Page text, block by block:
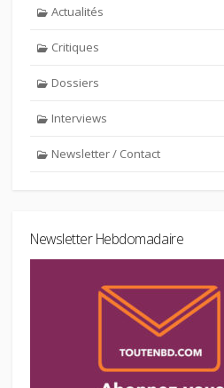
Actualités
Critiques
Dossiers
Interviews
Newsletter / Contact
Newsletter Hebdomadaire